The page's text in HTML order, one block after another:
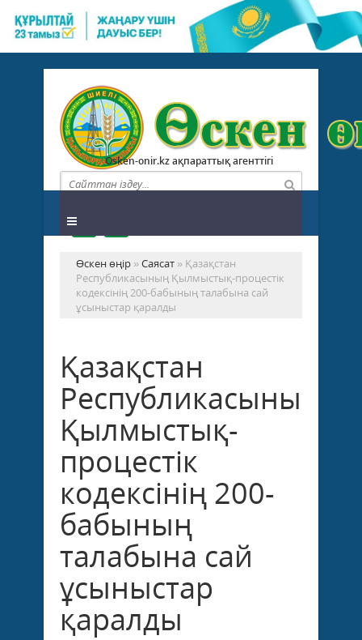
Osken-onir.kz ақпараттық агенттігі
Өскен өңір »Саясат » Қазақстан
Республикасының Қылмыстық-процестік
кодексінің 200-бабының талабына сай
ұсыныстар қаралды
Қазақстан
Республикасының
Қылмыстық-
процестік
кодексінің 200-
бабының
талабына сай
ұсыныстар
қаралды